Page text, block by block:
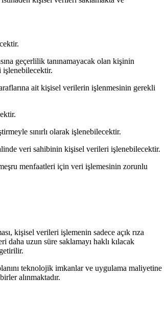
geçerlilik tanınamayacak olan kişinin
ait kişisel verilerin işlenmesinin gerekli
sınırlı olarak işlenebilecektir.
veri sahibinin kişisel verileri işlenebilecektir.
menfaatleri için veri işlemesinin zorunlu
kişisel verileri işlemenin sadece açık rıza
daha uzun süre saklamayı haklı kılacak
teknolojik imkanlar ve uygulama maliyetine
alınmaktadır.